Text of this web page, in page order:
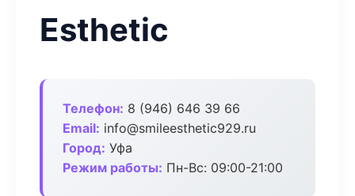
Esthetic
Телефон: 8 (946) 646 39 66
Email: info@smileesthetic929.ru
Город: Уфа
Режим работы: Пн-Вс: 09:00-21:00